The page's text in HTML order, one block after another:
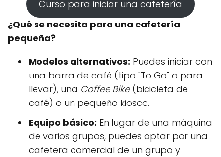
Curso para iniciar una cafetería
¿Qué se necesita para una cafetería
pequeña?
Modelos alternativos: Puedes iniciar con
una barra de café (tipo "To Go" o para
llevar), una Coffee Bike(bicicleta de
café) o un pequeño kiosco.
Equipo básico: En lugar de una máquina
de varios grupos, puedes optar por una
cafetera comercial de un grupo y